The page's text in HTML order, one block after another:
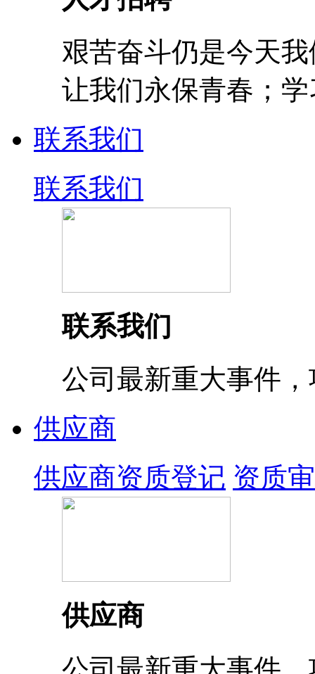
艰苦奋斗仍是今天
让我们永保青春；
联系我们
联系我们
联系我们
公司最新重大事件
供应商
供应商资质登记 资质
供应商